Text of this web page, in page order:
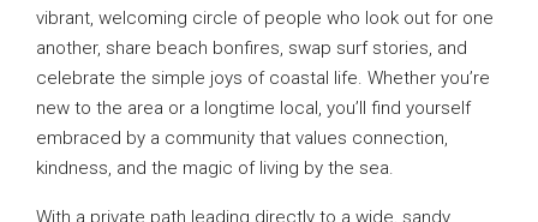
vibrant, welcoming circle of people who look out for one
another, share beach bonfires, swap surf stories, and
celebrate the simple joys of coastal life. Whether you’re
new to the area or a longtime local, you’ll find yourself
embraced by a community that values connection,
kindness, and the magic of living by the sea.
With a private path leading directly to a wide, sandy